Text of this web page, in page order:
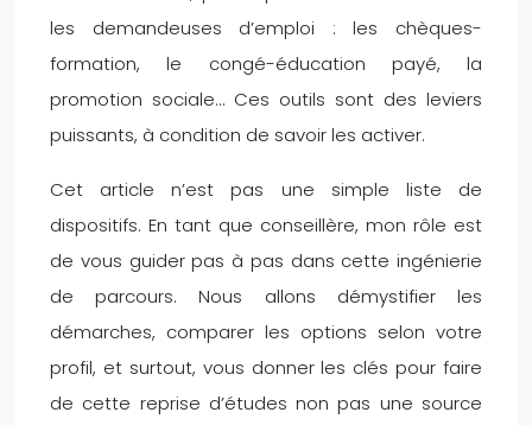
les demandeuses d’emploi : les chèques-
formation, le congé-éducation payé, la
promotion sociale… Ces outils sont des leviers
puissants, à condition de savoir les activer.
Cet article n’est pas une simple liste de
dispositifs. En tant que conseillère, mon rôle est
de vous guider pas à pas dans cette ingénierie
de parcours. Nous allons démystifier les
démarches, comparer les options selon votre
profil, et surtout, vous donner les clés pour faire
de cette reprise d’études non pas une source